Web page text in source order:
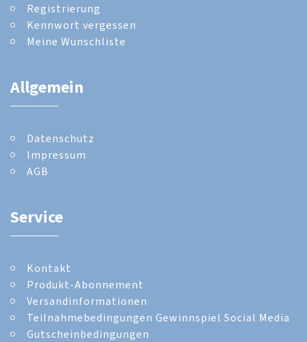
Registrierung
Kennwort vergessen
Meine Wunschliste
Allgemein
Datenschutz
Impressum
AGB
Service
Kontakt
Produkt-Abonnement
Versandinformationen
Teilnahmebedingungen Gewinnspiel Social Media
Gutscheinbedingungen